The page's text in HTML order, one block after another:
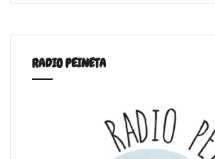
RADIO PEINETA